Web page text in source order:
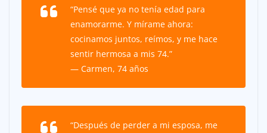
“Pensé que ya no tenía edad para
enamorarme. Y mírame ahora:
cocinamos juntos, reímos, y me hace
sentir hermosa a mis 74.”
— Carmen, 74 años
“Después de perder a mi esposa, me